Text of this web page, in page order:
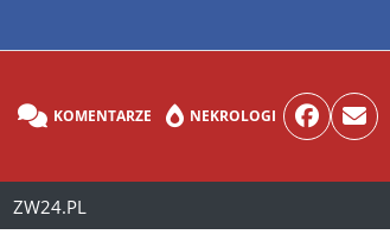
KOMENTARZE NEKROLOGI
ZW24.PL